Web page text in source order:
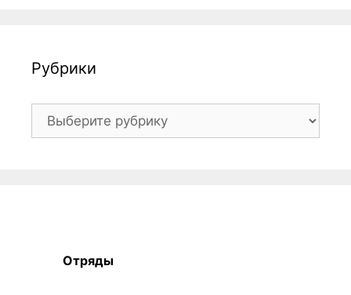
Рубрики
Рубрики
Отряды